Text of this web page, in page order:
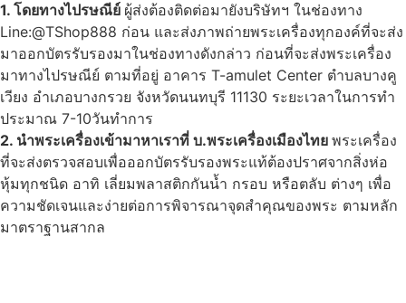
1. โดยทางไปรษณีย์ ผู้ส่งต้องติดต่อมายังบริษัทฯ ในช่องทาง
Line:@TShop888 ก่อน และส่งภาพถ่ายพระเครื่องทุกองค์ที่จะส่ง
มาออกบัตรรับรองมาในช่องทางดังกล่าว ก่อนที่จะส่งพระเครื่อง
มาทางไปรษณีย์ ตามที่อยู่ อาคาร T-amulet Center ตำบลบางคู
เวียง อำเภอบางกรวย จังหวัดนนทบุรี 11130 ระยะเวลาในการทำ
ประมาณ 7-10วันทำการ
2. นำพระเครื่องเข้ามาหาเราที่ บ.พระเครื่องเมืองไทย พระเครื่อง
ที่จะส่งตรวจสอบเพื่อออกบัตรรับรองพระแท้ต้องปราศจากสิ่งห่อ
หุ้มทุกชนิด อาทิ เลี่ยมพลาสติกกันน้ำ กรอบ หรือตลับ ต่างๆ เพื่อ
ความชัดเจนและง่ายต่อการพิจารณาจุดสำคุณของพระ ตามหลัก
มาตราฐานสากล